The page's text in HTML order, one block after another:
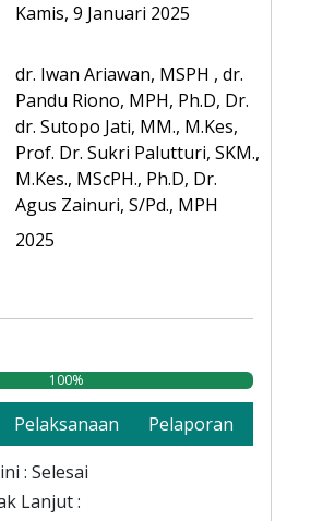
Kamis, 9 Januari 2025
dr. Iwan Ariawan, MSPH , dr.
Pandu Riono, MPH, Ph.D, Dr.
dr. Sutopo Jati, MM., M.Kes,
Prof. Dr. Sukri Palutturi, SKM.,
M.Kes., MScPH., Ph.D, Dr.
Agus Zainuri, S/Pd., MPH
2025
100%
Pelaksanaan
Pelaporan
: Selesai
Lanjut :